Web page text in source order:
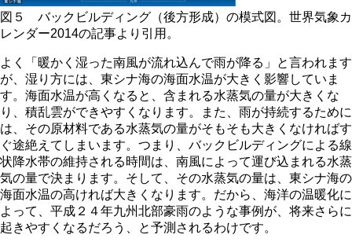
図５ バックビルディング（後方形成）の模式図。世界気象カ
レンダー2014の記事より引用。
よく「暖かく湿った南風が流れ込んで雨が降る」と言われます
が、湿り方には、東シナ海の海面水温が大きく影響していま
す。海面水温が高くなると、含まれる水蒸気の量が大きくな
り、積乱雲ができやすくなります。また、雨が持続するために
は、その原材料である水蒸気の量がそもそも大きくなければす
ぐ途絶えてしまいます。つまり、バックビルディングによる線
状降水帯の維持される時間は、南風によって運び込まれる水蒸
気の量で決まります。そして、その水蒸気の量は、東シナ海の
海面水温の高ければ大きくなります。だから、海洋の温暖化に
よって、平成２４年九州北部豪雨のような事例が、将来さらに
起きやすくなるだろう、と予測されるわけです。